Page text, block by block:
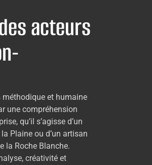
acteurs
et humaine
une compréhension
qu’il s’agisse d’un
Plaine ou d’un artisan
la Roche Blanche.
créativité et